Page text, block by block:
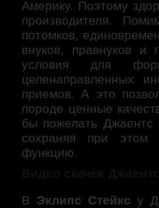
Америку. Поэтому
производителя.
потомков,
внуков, правнуков и
условия для
целенаправленных
приемов. А это
породе ценные
бы пожелать
сохраняя при этом
функцию.
В Эклипс Стейкс у